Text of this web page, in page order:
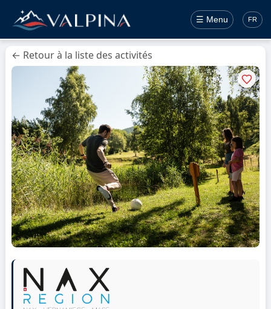
☰ Menu FR
← Retour à la liste des activités